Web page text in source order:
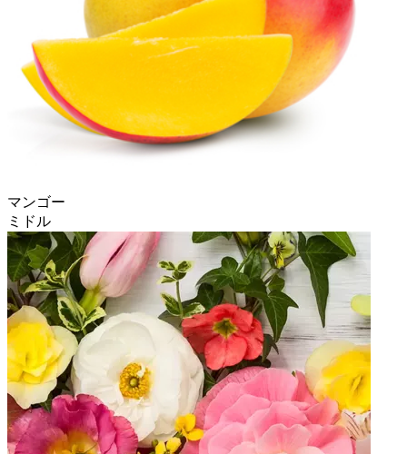
マンゴー
ミドル